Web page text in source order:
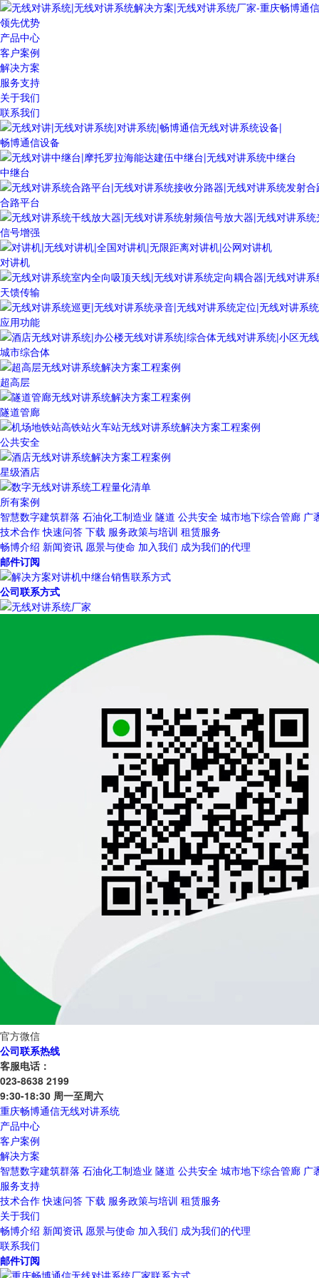
领先优势
产品中心
客户案例
解决方案
服务支持
关于我们
联系我们
畅博通信设备
中继台
合路平台
信号增强
对讲机
天馈传输
应用功能
城市综合体
超高层
隧道管廊
公共安全
星级酒店
所有案例
智慧数字建筑群落 石油化工制造业 隧道 公共安全 城市地下综合管廊 广
技术合作 快速问答 下载 服务政策与培训 租赁服务
畅博介绍 新闻资讯 愿景与使命 加入我们 成为我们的代理
邮件订阅
公司联系方式
官方微信
公司联系热线
客服电话：
023-8638 2199
9:30-18:30 周一至周六
重庆畅博通信无线对讲系统
产品中心
客户案例
解决方案
智慧数字建筑群落 石油化工制造业 隧道 公共安全 城市地下综合管廊 广
服务支持
技术合作 快速问答 下载 服务政策与培训 租赁服务
关于我们
畅博介绍 新闻资讯 愿景与使命 加入我们 成为我们的代理
联系我们
邮件订阅